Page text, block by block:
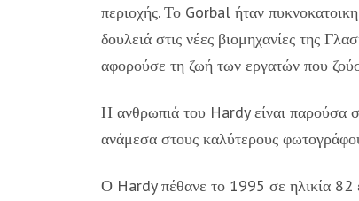
περιοχής. Το Gorbal ήταν
δουλειά στις νέες βιομηχανίες της
αφορούσε τη ζωή των εργατών που
Η ανθρωπιά του Hardy είναι παρούσα
ανάμεσα στους καλύτερους
Ο Hardy πέθανε το 1995 σε ηλικία 82